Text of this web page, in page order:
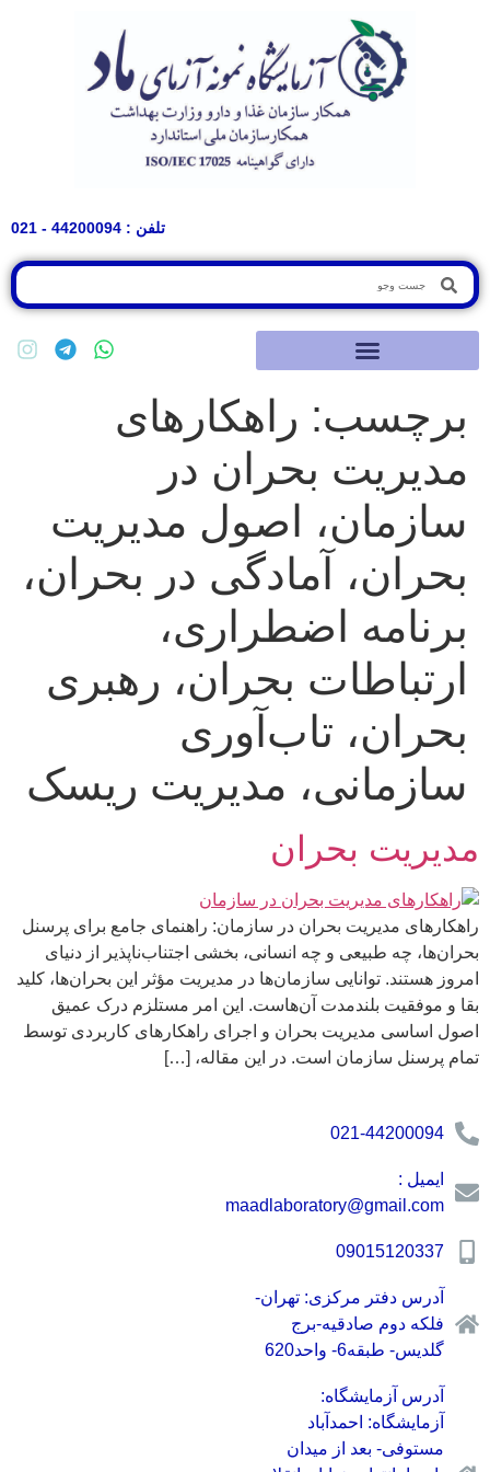
تلفن : 44200094 - 021
برچسب: راهکارهای
مدیریت بحران در
سازمان، اصول مدیریت
بحران، آمادگی در بحران،
برنامه اضطراری،
ارتباطات بحران، رهبری
بحران، تاب‌آوری
سازمانی، مدیریت ریسک
مدیریت بحران
راهکارهای مدیریت بحران در سازمان: راهنمای جامع برای پرسنل
بحران‌ها، چه طبیعی و چه انسانی، بخشی اجتناب‌ناپذیر از دنیای
امروز هستند. توانایی سازمان‌ها در مدیریت مؤثر این بحران‌ها، کلید
بقا و موفقیت بلندمدت آن‌هاست. این امر مستلزم درک عمیق
اصول اساسی مدیریت بحران و اجرای راهکارهای کاربردی توسط
تمام پرسنل سازمان است. در این مقاله، […]
021-44200094
ایمیل :
maadlaboratory@gmail.com
09015120337
آدرس دفتر مرکزی: تهران-
فلکه دوم صادقیه-برج
گلدیس- طبقه6- واحد620
آدرس آزمایشگاه:
آزمایشگاه: احمدآباد
مستوفی- بعد از میدان